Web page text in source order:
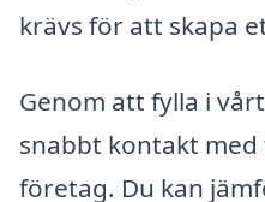
krävs för att skapa
Genom att fylla i
snabbt kontakt
företag. Du kan